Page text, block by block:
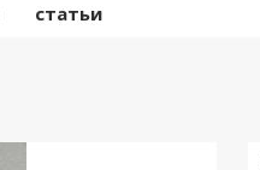
статьи